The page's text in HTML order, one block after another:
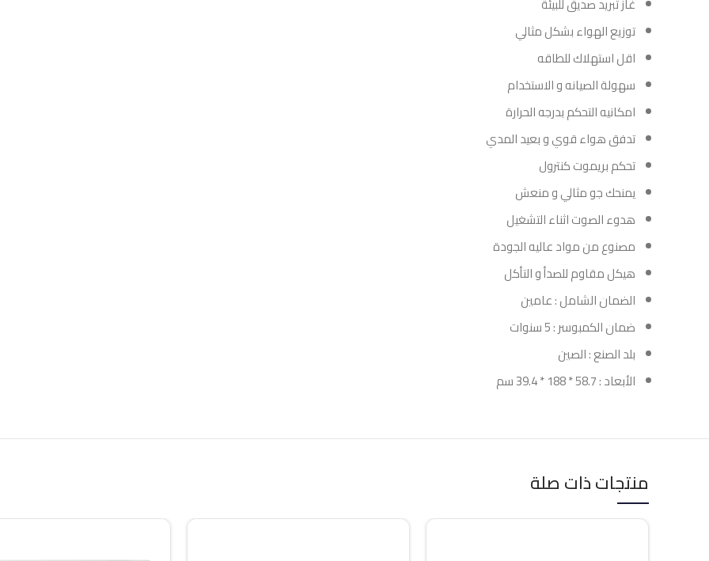
توزيع الهواء بشكل مثالي
اقل استهلاك للطاقه
سهولة الصيانه و الاستخدام
امكانيه التحكم بدرجه الحرارة
تدفق هواء قوي و بعيد المدي
تحكم بريموت كنترول
يمنحك جو مثالي و منعش
هدوء الصوت اثناء التشغيل
مصنوع من مواد عاليه الجودة
هيكل مقاوم للصدأ و التأكل
الضمان الشامل : عامين
ضمان الكمبوسر : 5 سنوات
بلد الصنع : الصين
الأبعاد : 58.7 * 188 * 39.4 سم
منتجات ذات صلة